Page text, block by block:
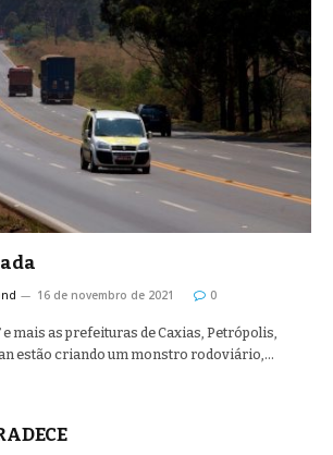
16 de novembro de 2021 0
mais as prefeituras de Caxias, Petrópolis,
estão criando um monstro rodoviário,…